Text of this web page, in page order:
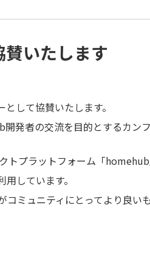
いたします
して協賛いたします。
発者の交流を目的とするカンフ
トプラットフォーム「
しています。
ミュニティにとってより良い